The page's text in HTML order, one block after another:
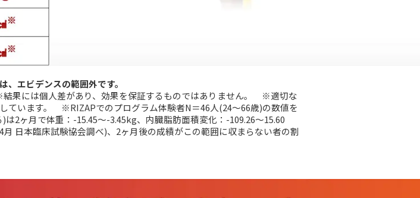
エビデンスの範囲外です。
果には個人差があり、効果を保証するものではありません。 ※適切な
ています。 ※RIZAPでのプログラム体験者N＝46人(24～66歳)の数値を
2ヶ月で体重：-15.45～-3.45kg、内臓脂肪面積変化：-109.26～15.60
日本臨床試験協会調べ)、2ヶ月後の成績がこの範囲に収まらない者の割